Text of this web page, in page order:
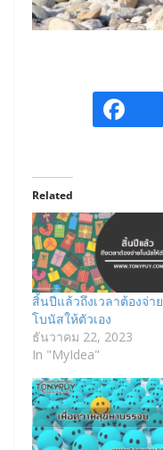
Related
สิ้นปีแล้วถึงเวลาต้องจ่าย
โบนัสให้ตัวเอง
ธันวาคม 22, 2023
In "MyIdea"